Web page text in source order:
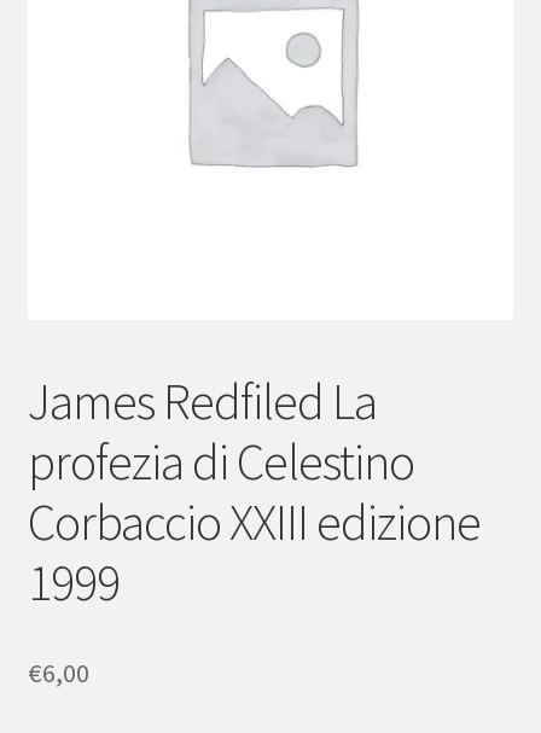
James Redfiled La
profezia di Celestino
Corbaccio XXIII edizione
1999
€6,00